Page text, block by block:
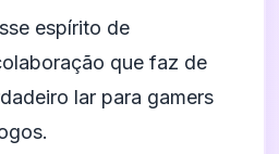
espírito de
que faz de
lar para gamers